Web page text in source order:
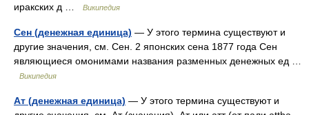
иракских д …
Википедия
Сен (денежная единица) — У этого термина существуют и
другие значения, см. Сен. 2 японских сена 1877 года Сен
являющиеся омонимами названия разменных денежных ед …
Википедия
Ат (денежная единица) — У этого термина существуют и